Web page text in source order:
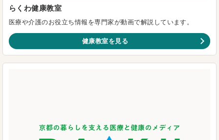
らくわ健康教室
医療や介護のお役立ち情報を専門家が動画で解説しています。
健康教室を見る